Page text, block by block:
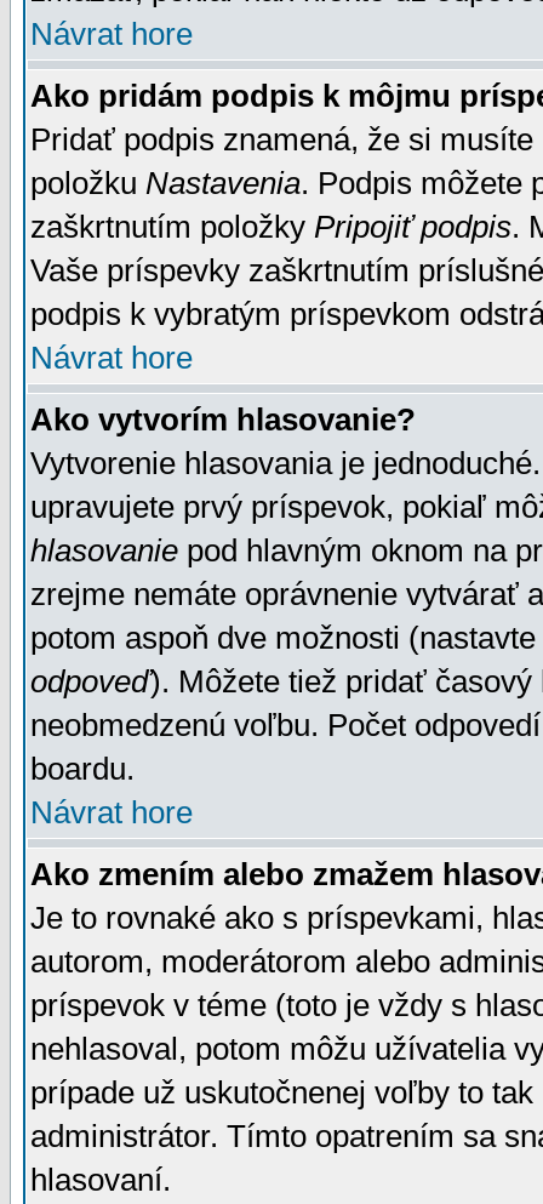
Návrat hore
Ako pridám podpis k môjmu
Pridať podpis znamená, že si
položku Nastavenia. Podpis môžete
zaškrtnutím položky Pripojiť podpis.
Vaše príspevky zaškrtnutím
podpis k vybratým príspevkom
Návrat hore
Ako vytvorím hlasovanie?
Vytvorenie hlasovania je
upravujete prvý príspevok, pokiaľ
hlasovanie pod hlavným oknom na
zrejme nemáte oprávnenie vytvárať
potom aspoň dve možnosti
odpoveď). Môžete tiež pridať
neobmedzenú voľbu. Počet
boardu.
Návrat hore
Ako zmením alebo zmažem
Je to rovnaké ako s príspevkami,
autorom, moderátorom alebo
príspevok v téme (toto je vždy s
nehlasoval, potom môžu užívatelia
prípade už uskutočnenej voľby to
administrátor. Tímto opatrením sa
hlasovaní.